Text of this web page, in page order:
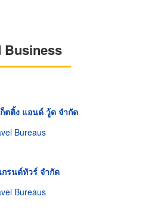
Business
ตติ้ง แอนด์ วู้ด จำกัด
Bureaus
รนด์ทัวร์ จำกัด
Bureaus